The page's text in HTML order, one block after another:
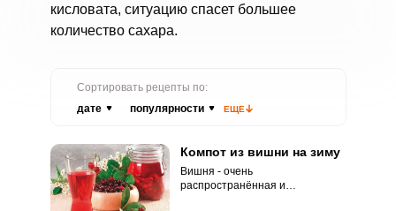
кисловата, ситуацию спасет большее
количество сахара.
Сортировать рецепты по:
дате
популярности ЕЩЕ
Компот из вишни на зиму
Вишня - очень
распространённая и